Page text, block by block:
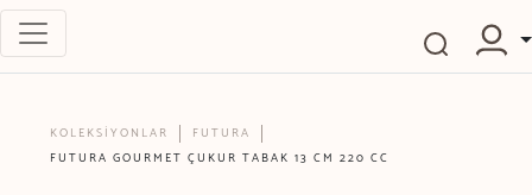
KOLEKSİYONLAR
FUTURA
FUTURA GOURMET ÇUKUR TABAK 13 CM 220 CC